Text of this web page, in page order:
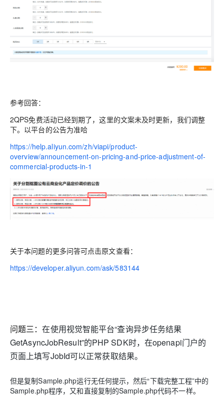
参考回答：
2QPS免费活动已经到期了，这里的文案未及时更新，我们调整
下。以平台的公告为准哈
https://help.aliyun.com/zh/viapi/product-
overview/announcement-on-pricing-and-price-adjustment-of-
commercial-products-in-1
关于本问题的更多问答可点击原文查看：
https://developer.aliyun.com/ask/583144
问题三：在使用视觉智能平台“查询异步任务结果
GetAsyncJobResult”的PHP SDK时，在openapi门户的
页面上填写JobId可以正常获取结果。
但是复制Sample.php运行无任何提示，然后“下载完整工程”中的
Sample.php程序，又和直接复制的Sample.php代码不一样。